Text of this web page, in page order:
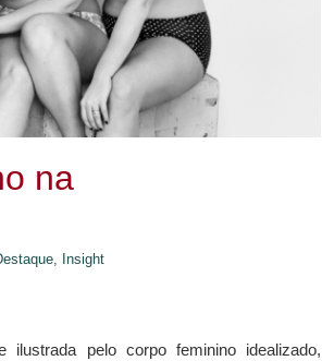
na
Insight
pelo corpo feminino idealizado,